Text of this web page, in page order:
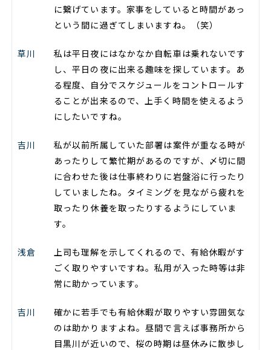
に繋げています。家事をしていると時間があっ
という間に過ぎてしまいますね。（笑）
草川
私は平日夜にはなかなか自転車は乗れないです
し、平日の夜に出来る趣味を探しています。あ
る程度、自分でスケジュールをコントロールす
ることが出来るので、上手く時間を使えるよう
にしたいですね。
吉川
私が以前所属していた部署は案件が重なる時が
あったりして繁忙期があるのですが、〆切に間
に合わせた後は仕事終わりに岩盤浴に行ったり
していましたね。タイミングを見ながら疲れを
取ったり休養を取ったりするようにしていま
す。
浅倉
上司も理解を示してくれるので、有給休暇がす
ごく取りやすいですね。私用が入った時等は非
常に助かっています。
吉川
確かに若手でも有給休暇が取りやすい雰囲気な
のは助かりますよね。昼間で言えば事務所から
目黒川が近いので、桜の時期は昼休みに散歩し